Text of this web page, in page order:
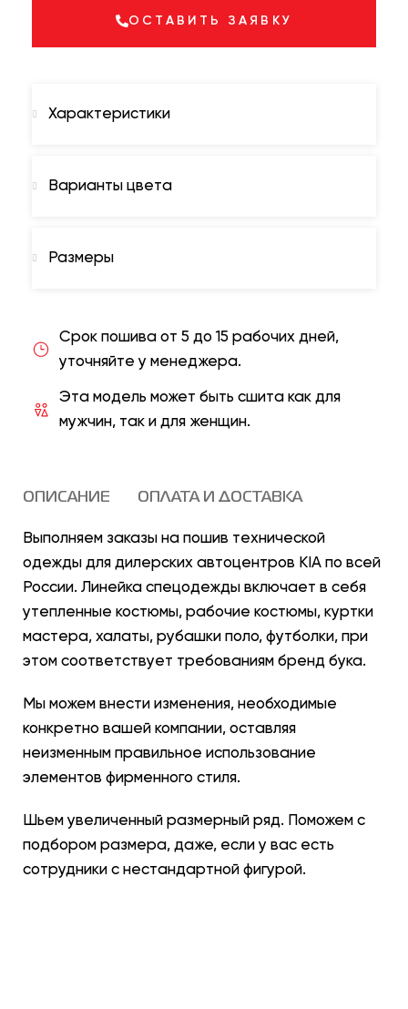
ОСТАВИТЬ ЗАЯВКУ
Характеристики
Варианты цвета
Размеры
Срок пошива от 5 до 15 рабочих дней,
уточняйте у менеджера.
Эта модель может быть сшита как для
мужчин, так и для женщин.
ОПИСАНИЕ ОПЛАТА И ДОСТАВКА
Выполняем заказы на пошив технической
одежды для дилерских автоцентров KIA по всей
России. Линейка спецодежды включает в себя
утепленные костюмы, рабочие костюмы, куртки
мастера, халаты, рубашки поло, футболки, при
этом соответствует требованиям бренд бука.
Мы можем внести изменения, необходимые
конкретно вашей компании, оставляя
неизменным правильное использование
элементов фирменного стиля.
Шьем увеличенный размерный ряд. Поможем с
подбором размера, даже, если у вас есть
сотрудники с нестандартной фигурой.